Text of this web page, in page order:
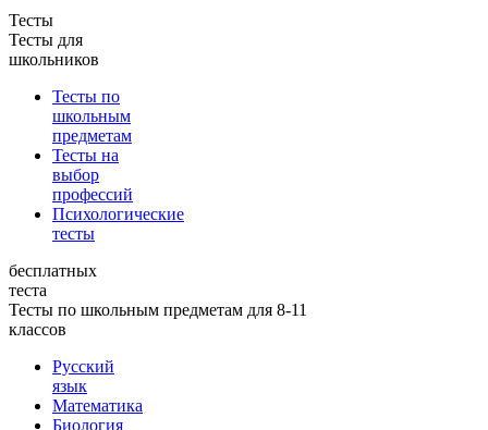
Тесты
Тесты для
школьников
Тесты по
школьным
предметам
Тесты на
выбор
профессий
Психологические
тесты
бесплатных
теста
Тесты по школьным предметам для 8-11
классов
Русский
язык
Математика
Биология